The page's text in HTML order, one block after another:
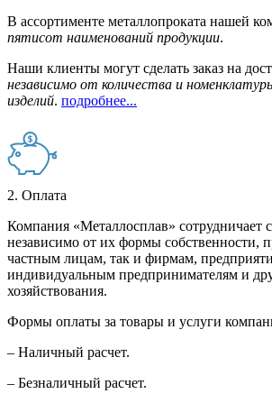
В ассортименте металлопроката нашей
пятисот наименований продукции.
Наши клиенты могут сделать заказ на
независимо от количества и
изделий. подробнее...
2. Оплата
Компания «Металлосплав» сотрудничает
независимо от их формы собственности,
частным лицам, так и фирмам,
индивидуальным предпринимателям и
хозяйствования.
Формы оплаты за товары и услуги
– Наличный расчет.
– Безналичный расчет.